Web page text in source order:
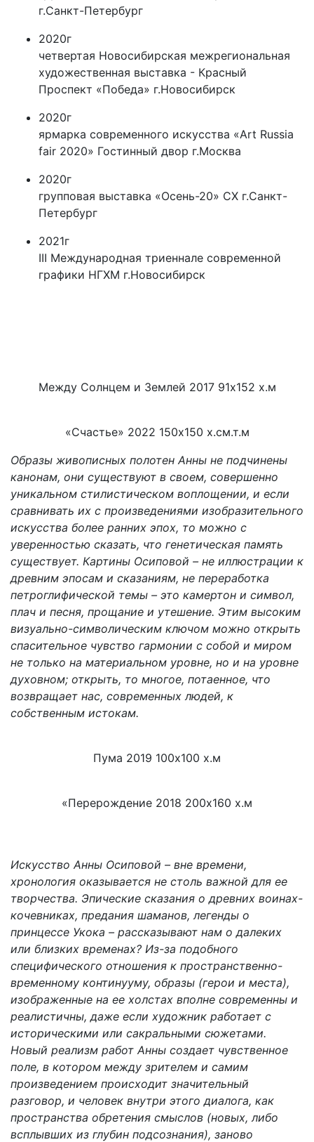
г.Санкт-Петербург
2020г
четвертая Новосибирская межрегиональная
художественная выставка - Красный
Проспект «Победа» г.Новосибирск
2020г
ярмарка современного искусства «Art Russia
fair 2020» Гостинный двор г.Москва
2020г
групповая выставка «Осень-20» СХ г.Санкт-
Петербург
2021г
III Международная триеннале современной
графики НГХМ г.Новосибирск
Между Солнцем и Землей 2017 91х152 х.м
«Счастье» 2022 150х150 х.см.т.м
Образы живописных полотен Анны не подчинены
канонам, они существуют в своем, совершенно
уникальном стилистическом воплощении, и если
сравнивать их с произведениями изобразительного
искусства более ранних эпох, то можно с
уверенностью сказать, что генетическая память
существует. Картины Осиповой – не иллюстрации к
древним эпосам и сказаниям, не переработка
петроглифической темы – это камертон и символ,
плач и песня, прощание и утешение. Этим высоким
визуально-символическим ключом можно открыть
спасительное чувство гармонии с собой и миром
не только на материальном уровне, но и на уровне
духовном; открыть, то многое, потаенное, что
возвращает нас, современных людей, к
собственным истокам.
Пума 2019 100х100 х.м
«Перерождение 2018 200х160 х.м
Искусство Анны Осиповой – вне времени,
хронология оказывается не столь важной для ее
творчества. Эпические сказания о древних воинах-
кочевниках, предания шаманов, легенды о
принцессе Укока – рассказывают нам о далеких
или близких временах? Из-за подобного
специфического отношения к пространственно-
временному континууму, образы (герои и места),
изображенные на ее холстах вполне современны и
реалистичны, даже если художник работает с
историческими или сакральными сюжетами.
Новый реализм работ Анны создает чувственное
поле, в котором между зрителем и самим
произведением происходит значительный
разговор, и человек внутри этого диалога, как
пространства обретения смыслов (новых, либо
всплывших из глубин подсознания), заново